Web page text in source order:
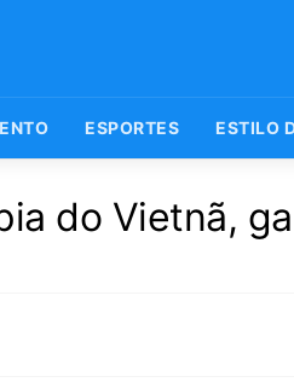
ESPORTES ESTILO
do Vietnã,